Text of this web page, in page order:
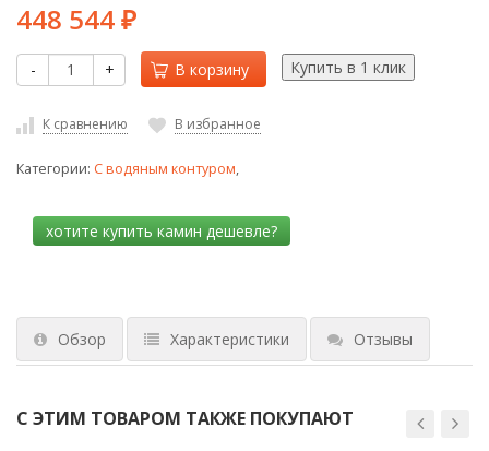
448 544 ₽
- + В корзину
К сравнению В избранное
Категории: С водяным контуром,
Обзор Характеристики Отзывы
С ЭТИМ ТОВАРОМ ТАКЖЕ ПОКУПАЮТ